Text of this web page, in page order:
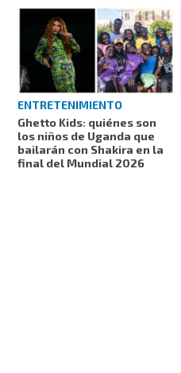
ENTRETENIMIENTO
Ghetto Kids: quiénes son
los niños de Uganda que
bailarán con Shakira en la
final del Mundial 2026